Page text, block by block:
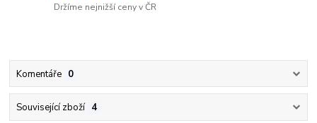
Držíme nejnižší ceny v ČR
Komentáře 0
Související zboží 4